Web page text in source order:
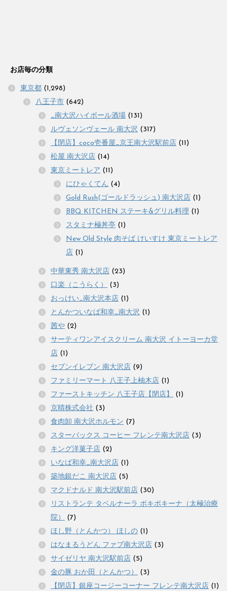
お店毎の分類
東京都 (1,298)
八王子市 (642)
_南大沢ハイボール酒場 (131)
ルヴェソンヴェール 南大沢 (317)
【閉店】coco壱番屋_京王南大沢駅前店 (11)
松屋 南大沢店 (14)
東京ミートレア (11)
にひゃくてん (4)
Gold Rush(ゴールドラッシュ) 南大沢店 (1)
BBQ KITCHEN ステーキ&グリル料理 (1)
スタミナ極丼亭 (1)
New Old Style 肉そば けいすけ 東京ミートレア
店 (1)
中華東秀 南大沢店 (23)
口楽（こうらく）
(3)
おっけい_南大沢本店 (1)
とんかついなば和幸_南大沢 (1)
茜や (2)
サーティワンアイスクリーム 南大沢 イトーヨーカ堂
店 (1)
セブンイレブン 南大沢店 (9)
ファミリーマート 八王子上柚木店 (1)
ファーストキッチン 八王子店【閉店】
(1)
京晴株式会社 (3)
食肉卸 南大沢ホルモン (7)
スターバックス コーヒー フレンテ南大沢店 (3)
キング洋菓子店 (2)
いなば和幸_南大沢店 (1)
築地銀だこ 南大沢店 (5)
マクドナルド 南大沢駅前店 (30)
リストランテ タベルナーラ ボキボキーナ（太極治療
院）
(7)
ほし野（とんかつ） ほしの (1)
はなまるうどん ファブ南大沢店 (3)
サイゼリヤ 南大沢駅前店 (5)
金の豚 おか田（とんかつ）
(3)
【閉店】銀座コージーコーナー フレンテ南大沢店 (1)